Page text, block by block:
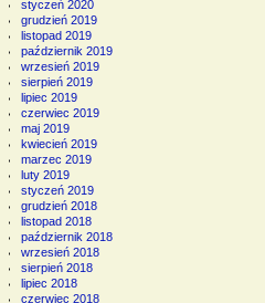
styczeń 2020
grudzień 2019
listopad 2019
październik 2019
wrzesień 2019
sierpień 2019
lipiec 2019
czerwiec 2019
maj 2019
kwiecień 2019
marzec 2019
luty 2019
styczeń 2019
grudzień 2018
listopad 2018
październik 2018
wrzesień 2018
sierpień 2018
lipiec 2018
czerwiec 2018